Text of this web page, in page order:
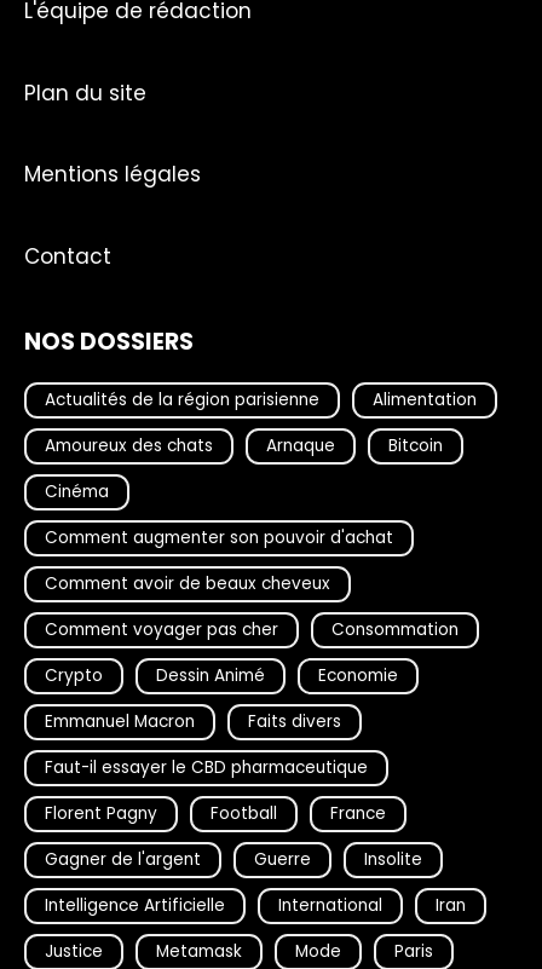
L'équipe de rédaction
Plan du site
Mentions légales
Contact
NOS DOSSIERS
Actualités de la région parisienne
Alimentation
Amoureux des chats
Arnaque
Bitcoin
Cinéma
Comment augmenter son pouvoir d'achat
Comment avoir de beaux cheveux
Comment voyager pas cher
Consommation
Crypto
Dessin Animé
Economie
Emmanuel Macron
Faits divers
Faut-il essayer le CBD pharmaceutique
Florent Pagny
Football
France
Gagner de l'argent
Guerre
Insolite
Intelligence Artificielle
International
Iran
Justice
Metamask Mode Paris